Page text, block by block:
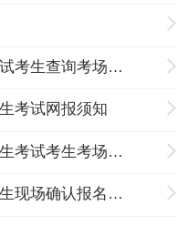
天津财经大学2014年研究生考试考生查询考场的通知
考试网报须知
天津财经大学2013年硕士研究生考试考生考场查询
天津财经大学2013年硕士研究生现场确认报名的通知